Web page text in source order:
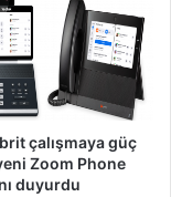
çalışmaya güç
Zoom Phone
duyurdu